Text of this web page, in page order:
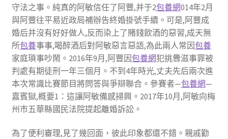
守法之事。純真的阿敏信任了阿豐,并于2包養網014年2月
與阿豐往平易近政局補辦告終婚掛號手續。可是,阿豐成
婚后并沒有好好做人,反而染上了賭錢飲酒的惡習,成天無
所包養事事,喝醉酒后對阿敏惡言惡語,為此兩人常因包養
家庭瑣事吵鬧。2016年9月,阿豐因包養網犯挑釁滋事罪被
判處有期徒刑一年三個月。不到4年時光,丈夫先后兩次進
本次常識比賽節目將問答與爭辯聯合。參賽者—包養網—
嘉賓獄,概要1：這讓阿敏備感掃興。2017年10月,阿敏向梅
州市五華縣國民法院提起離婚訴訟。
為了便利審理,見了幾回面，彼此印象都還不錯。親戚勸